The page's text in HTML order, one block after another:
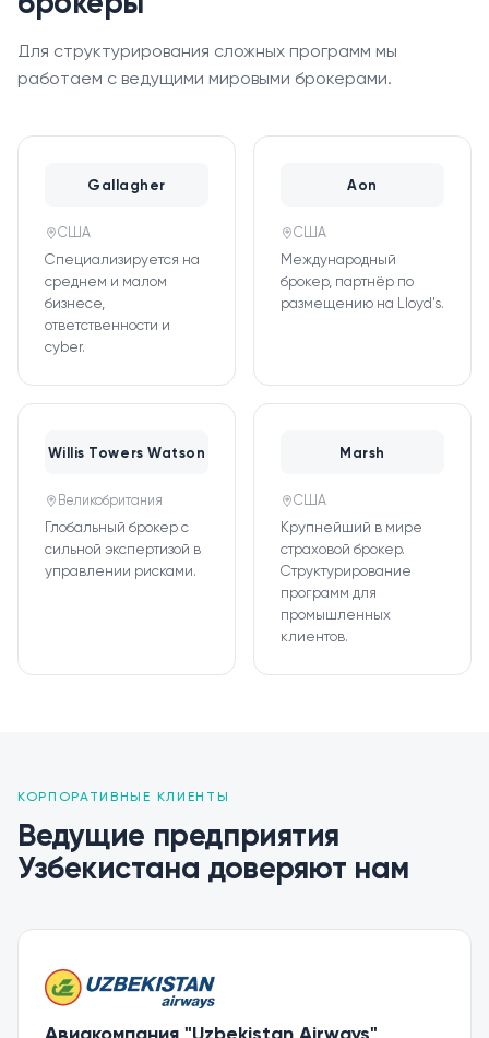
Для структурирования сложных программ мы
работаем с ведущими мировыми брокерами.
Gallagher
США
Специализируется на
среднем и малом
бизнесе,
ответственности и
cyber.
Aon
США
Международный
брокер, партнёр по
размещению на Lloyd's.
Willis Towers Watson
Великобритания
Глобальный брокер с
сильной экспертизой в
управлении рисками.
Marsh
США
Крупнейший в мире
страховой брокер.
Структурирование
программ для
промышленных
клиентов.
КОРПОРАТИВНЫЕ КЛИЕНТЫ
Ведущие предприятия
Узбекистана доверяют нам